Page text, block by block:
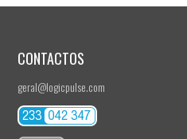
CONTACTOS
geral@logicpulse.com